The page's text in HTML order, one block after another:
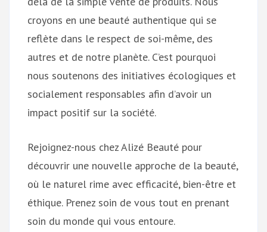
croyons en une beauté authentique qui se
reflète dans le respect de soi-même, des
autres et de notre planète. C’est pourquoi
nous soutenons des initiatives écologiques et
socialement responsables afin d’avoir un
impact positif sur la société.
Rejoignez-nous chez Alizé Beauté pour
découvrir une nouvelle approche de la beauté,
où le naturel rime avec efficacité, bien-être et
éthique. Prenez soin de vous tout en prenant
soin du monde qui vous entoure.